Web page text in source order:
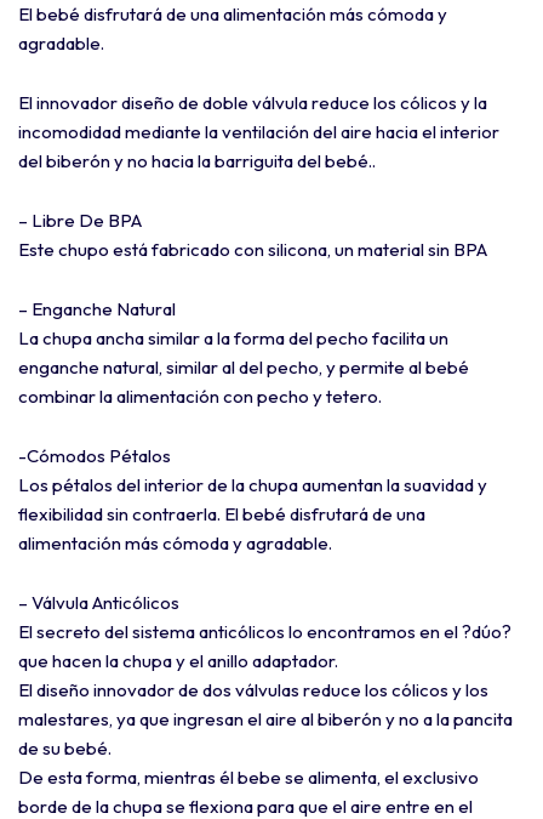
El bebé disfrutará de una alimentación más cómoda y
agradable.
El innovador diseño de doble válvula reduce los cólicos y la
incomodidad mediante la ventilación del aire hacia el interior
del biberón y no hacia la barriguita del bebé..
– Libre De BPA
Este chupo está fabricado con silicona, un material sin BPA
– Enganche Natural
La chupa ancha similar a la forma del pecho facilita un
enganche natural, similar al del pecho, y permite al bebé
combinar la alimentación con pecho y tetero.
-Cómodos Pétalos
Los pétalos del interior de la chupa aumentan la suavidad y
flexibilidad sin contraerla. El bebé disfrutará de una
alimentación más cómoda y agradable.
– Válvula Anticólicos
El secreto del sistema anticólicos lo encontramos en el ?dúo?
que hacen la chupa y el anillo adaptador.
El diseño innovador de dos válvulas reduce los cólicos y los
malestares, ya que ingresan el aire al biberón y no a la pancita
de su bebé.
De esta forma, mientras él bebe se alimenta, el exclusivo
borde de la chupa se flexiona para que el aire entre en el